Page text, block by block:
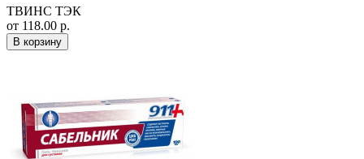
ТВИНС ТЭК
от 118.00 р.
В корзину